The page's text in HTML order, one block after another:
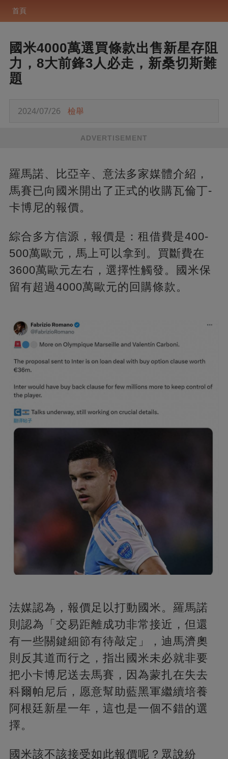
首頁
國米4000萬選買條款出售新星存阻
力，8大前鋒3人必走，新桑切斯難
題
2024/07/26 檢舉
ADVERTISEMENT
羅馬諾、比亞辛、意法多家媒體介紹，
馬賽已向國米開出了正式的收購瓦倫丁-
卡博尼的報價。
綜合多方信源，報價是：租借費是400-
500萬歐元，馬上可以拿到。買斷費在
3600萬歐元左右，選擇性觸發。國米保
留有超過4000萬歐元的回購條款。
法媒認為，報價足以打動國米。羅馬諾
則認為「交易距離成功非常接近，但還
有一些關鍵細節有待敲定」，迪馬濟奧
則反其道而行之，指出國米未必就非要
把小卡博尼送去馬賽，因為蒙扎在失去
科爾帕尼后，愿意幫助藍黑軍繼續培養
阿根廷新星一年，這也是一個不錯的選
擇。
國米該不該接受如此報價呢？眾說紛